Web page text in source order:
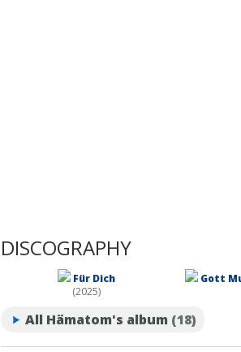
DISCOGRAPHY
Für Dich
(2025)
Gott
All Hämatom's album (18)